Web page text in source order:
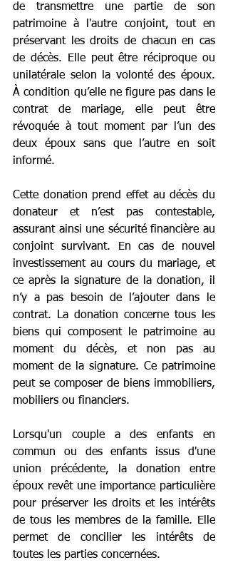
de transmettre une partie de son
patrimoine à l'autre conjoint, tout en
préservant les droits de chacun en cas
de décès. Elle peut être réciproque ou
unilatérale selon la volonté des époux.
À condition qu’elle ne figure pas dans le
contrat de mariage, elle peut être
révoquée à tout moment par l’un des
deux époux sans que l’autre en soit
informé.
Cette donation prend effet au décès du
donateur et n’est pas contestable,
assurant ainsi une sécurité financière au
conjoint survivant. En cas de nouvel
investissement au cours du mariage, et
ce après la signature de la donation, il
n’y a pas besoin de l’ajouter dans le
contrat. La donation concerne tous les
biens qui composent le patrimoine au
moment du décès, et non pas au
moment de la signature. Ce patrimoine
peut se composer de biens immobiliers,
mobiliers ou financiers.
Lorsqu'un couple a des enfants en
commun ou des enfants issus d'une
union précédente, la donation entre
époux revêt une importance particulière
pour préserver les droits et les intérêts
de tous les membres de la famille. Elle
permet de concilier les intérêts de
toutes les parties concernées.